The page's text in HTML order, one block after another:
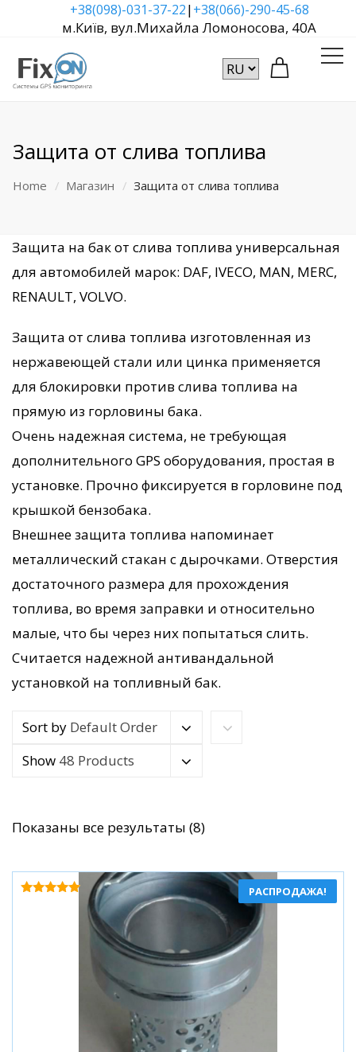
+38(098)-031-37-22|+38(066)-290-45-68
м.Київ, вул.Михайла Ломоносова, 40А
Защита от слива топлива
Home Магазин Защита от слива топлива
Защита на бак от слива топлива универсальная
для автомобилей марок: DAF, IVECO, MAN, MERC,
RENAULT, VOLVO.
Защита от слива топлива изготовленная из
нержавеющей стали или цинка применяется
для блокировки против слива топлива на
прямую из горловины бака.
Очень надежная система, не требующая
дополнительного GPS оборудования, простая в
установке. Прочно фиксируется в горловине под
крышкой бензобака.
Внешнее защита топлива напоминает
металлический стакан с дырочками. Отверстия
достаточного размера для прохождения
топлива, во время заправки и относительно
малые, что бы через них попытаться слить.
Считается надежной антивандальной
установкой на топливный бак.
Sort by Default Order
Show 48 Products
Показаны все результаты (8)Сортировка:
популярности
РАСПРОДАЖА!